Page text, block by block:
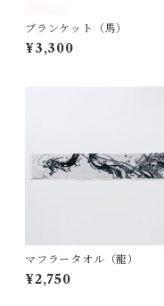
ブランケット（馬）
¥3,300
マフラータオル（龍）
¥2,750